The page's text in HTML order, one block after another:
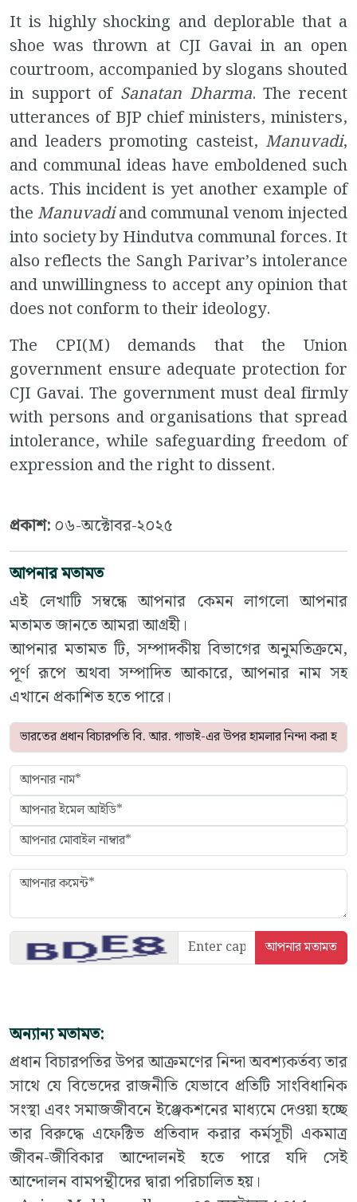
It is highly shocking and deplorable that a
shoe was thrown at CJI Gavai in an open
courtroom, accompanied by slogans shouted
in support of Sanatan Dharma. The recent
utterances of BJP chief ministers, ministers,
and leaders promoting casteist, Manuvadi,
and communal ideas have emboldened such
acts. This incident is yet another example of
the Manuvadiand communal venom injected
into society by Hindutva communal forces. It
also reflects the Sangh Parivar’s intolerance
and unwillingness to accept any opinion that
does not conform to their ideology.
The CPI(M) demands that the Union
government ensure adequate protection for
CJI Gavai. The government must deal firmly
with persons and organisations that spread
intolerance, while safeguarding freedom of
expression and the right to dissent.
প্রকাশ:০৬-অক্টোবর-২০২৫
আপনার মতামত
এই লেখাটি সম্বন্ধে আপনার কেমন লাগলো আপনার
মতামত জানতে আমরা আগ্রহী।
আপনার মতামত টি, সম্পাদকীয় বিভাগের অনুমতিক্রমে,
পূর্ণ রূপে অথবা সম্পাদিত আকারে, আপনার নাম সহ
এখানে প্রকাশিত হতে পারে।
অন্যান্য মতামত:
প্রধান বিচারপতির উপর আক্রমণের নিন্দা অবশ্যকর্তব্য তার
সাথে যে বিভেদের রাজনীতি যেভাবে প্রতিটি সাংবিধানিক
সংস্থা এবং সমাজজীবনে ইঞ্জেকশনের মাধ্যমে দেওয়া হচ্ছে
তার বিরুদ্ধে এফেক্টিভ প্রতিবাদ করার কর্মসূচী একমাত্র
জীবন-জীবিকার আন্দোলনই হতে পারে যদি সেই
আন্দোলন বামপন্থীদের দ্বারা পরিচালিত হয়।